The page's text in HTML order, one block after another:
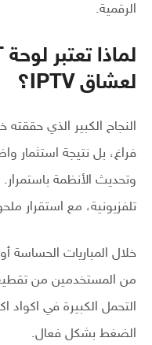
الرقمية.
لعشاق IPTV؟
فراغ، بل نتيجة استثمار
تلفزيونية، مع استقرار
خلال المباريات الحساسة
من المستخدمين من
الضغط بشكل فعال.